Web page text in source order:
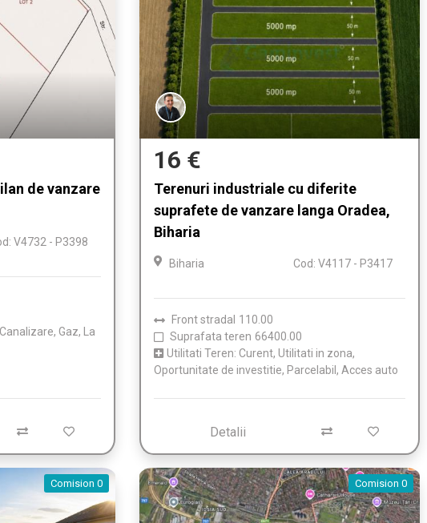
de vanzare
V4732 - P3398
Gaz, La
16 €
Terenuri industriale cu diferite
suprafete de vanzare langa Oradea,
Biharia
Biharia Cod: V4117 - P3417
Front stradal 110.00
Suprafata teren 66400.00
Utilitati Teren: Curent, Utilitati in zona,
Oportunitate de investitie, Parcelabil, Acces auto
Detalii
Comision 0 Comision 0